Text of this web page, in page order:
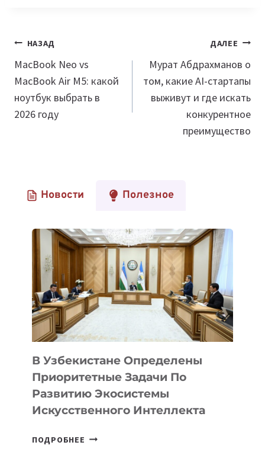
Навигация
по
записям
НАЗАД
MacBook Neo vs
MacBook Air M5: какой
ноутбук выбрать в
2026 году
ДАЛЕЕ
Мурат Абдрахманов о
том, какие AI-стартапы
выживут и где искать
конкурентное
преимущество
Новости Полезное
В Узбекистане Определены
Приоритетные Задачи По
Развитию Экосистемы
Искусственного Интеллекта
ПОДРОБНЕЕ В